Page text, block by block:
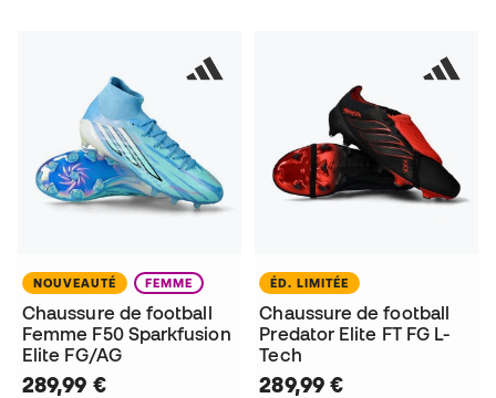
NOUVEAUTÉ FEMME
Chaussure de football
Femme F50 Sparkfusion
Elite FG/AG
289,99 €
ÉD. LIMITÉE
Chaussure de football
Predator Elite FT FG L-
Tech
289,99 €